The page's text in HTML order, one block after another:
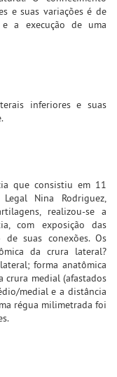
e suas variações é de
a execução de uma
inferiores e suas
que consistiu em 11
Nina Rodriguez,
realizou-se a
com exposição das
suas conexões. Os
da crura lateral?
forma anatômica
crura medial (afastados
medial e a distância
régua milimetrada foi